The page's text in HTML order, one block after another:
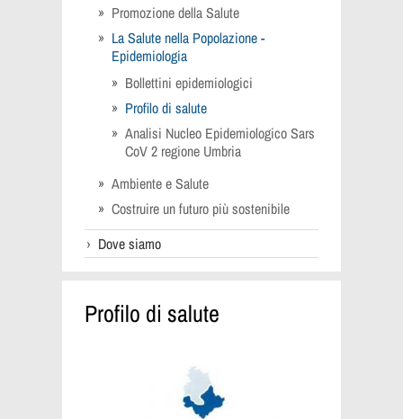
Promozione della Salute
La Salute nella Popolazione -
Epidemiologia
Bollettini epidemiologici
Profilo di salute
Analisi Nucleo Epidemiologico Sars
CoV 2 regione Umbria
Ambiente e Salute
Costruire un futuro più sostenibile
Dove siamo
Profilo di salute